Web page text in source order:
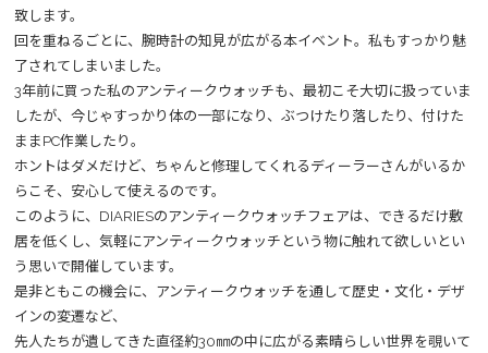
致します。
回を重ねるごとに、腕時計の知見が広がる本イベント。私もすっかり魅
了されてしまいました。
3年前に買った私のアンティークウォッチも、最初こそ大切に扱っていま
したが、今じゃすっかり体の一部になり、ぶつけたり落したり、付けた
ままPC作業したり。
ホントはダメだけど、ちゃんと修理してくれるディーラーさんがいるか
らこそ、安心して使えるのです。
このように、DIARIESのアンティークウォッチフェアは、できるだけ敷
居を低くし、気軽にアンティークウォッチという物に触れて欲しいとい
う思いで開催しています。
是非ともこの機会に、アンティークウォッチを通して歴史・文化・デザ
インの変遷など、
先人たちが遺してきた直径約30㎜の中に広がる素晴らしい世界を覗いて